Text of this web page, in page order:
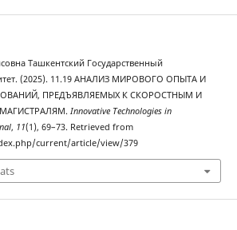
Ташкентский Государственный
(2025). 11.19 АНАЛИЗ МИРОВОГО ОПЫТА И
ПРЕДЪЯВЛЯЕМЫХ К СКОРОСТНЫМ И
Innovative Technologies in
, 11(1), 69–73. Retrieved from
current/article/view/379